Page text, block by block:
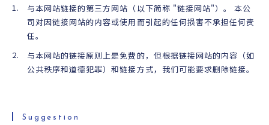
与本网站链接的第三方网站（以下简称 "链接网站"）。 本公
司对因链接网站的内容或使用而引起的任何损害不承担任何责
任。
与本网站的链接原则上是免费的，但根据链接网站的内容（如
公共秩序和道德犯罪）和链接方式，我们可能要求删除链接。